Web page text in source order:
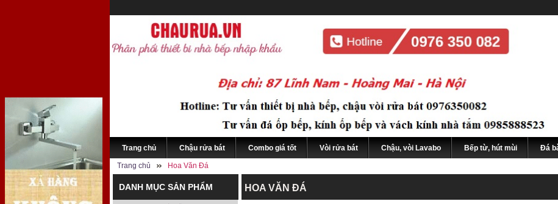
Trang chủ Chậu rửa bát Combo giá tốt Vòi rửa bát Chậu, vòi Lavabo Bếp từ, hút mùi Đá
Trang chủ Hoa Văn Đá
DANH MỤC SẢN PHẨM HOA VĂN ĐÁ